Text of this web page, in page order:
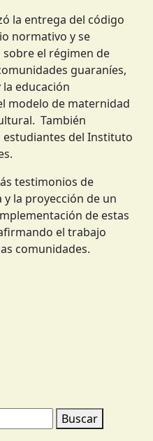
la entrega del código
normativo y se
el régimen de
guaraníes,
educación
modelo de maternidad
También
del Instituto
testimonios de
la proyección de un
de estas
el trabajo
comunidades.
Buscar